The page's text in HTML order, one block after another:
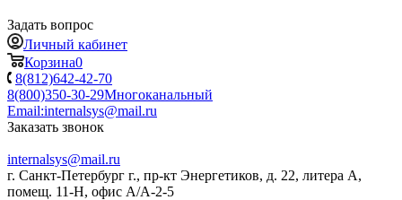
Задать вопрос
Личный кабинет
Корзина0
8(812)642-42-70
8(800)350-30-29Многоканальный
Email:internalsys@mail.ru
Заказать звонок
internalsys@mail.ru
г. Санкт-Петербург г., пр-кт Энергетиков, д. 22, литера А,
помещ. 11-Н, офис А/А-2-5